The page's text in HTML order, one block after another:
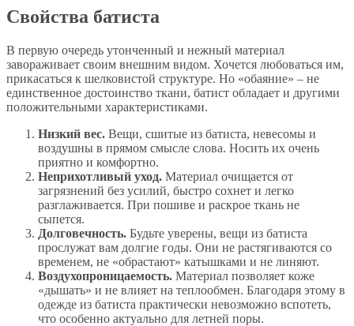
Свойства батиста
В первую очередь утонченный и нежный материал
завораживает своим внешним видом. Хочется любоваться им,
прикасаться к шелковистой структуре. Но «обаяние» – не
единственное достоинство ткани, батист обладает и другими
положительными характеристиками.
Низкий вес. Вещи, сшитые из батиста, невесомы и
воздушны в прямом смысле слова. Носить их очень
приятно и комфортно.
Неприхотливый уход. Материал очищается от
загрязнений без усилий, быстро сохнет и легко
разглаживается. При пошиве и раскрое ткань не
сыпется.
Долговечность. Будьте уверены, вещи из батиста
прослужат вам долгие годы. Они не растягиваются со
временем, не «обрастают» катышками и не линяют.
Воздухопроницаемость. Материал позволяет коже
«дышать» и не влияет на теплообмен. Благодаря этому в
одежде из батиста практически невозможно вспотеть,
что особенно актуально для летней поры.